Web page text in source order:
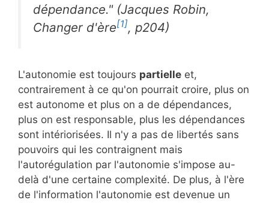
dépendance." (Jacques Robin,
Changer d'ère[1], p204)
L'autonomie est toujours partielle et,
contrairement à ce qu'on pourrait croire, plus on
est autonome et plus on a de dépendances,
plus on est responsable, plus les dépendances
sont intériorisées. Il n'y a pas de libertés sans
pouvoirs qui les contraignent mais
l'autorégulation par l'autonomie s'impose au-
delà d'une certaine complexité. De plus, à l'ère
de l'information l'autonomie est devenue un